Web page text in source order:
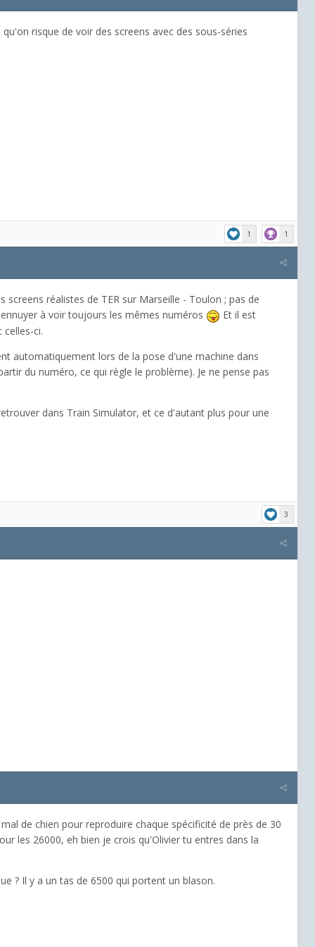
risque de voir des screens avec des sous-séries
1 1
réalistes de TER sur Marseille - Toulon ; pas de
à voir toujours les mêmes numéros
Et il est
ci.
automatiquement lors de la pose d'une machine dans
du numéro, ce qui règle le problème). Je ne pense pas
dans Train Simulator, et ce d'autant plus pour une
3
de chien pour reproduire chaque spécificité de près de 30
les 26000, eh bien je crois qu'Olivier tu entres dans la
? Il y a un tas de 6500 qui portent un blason.